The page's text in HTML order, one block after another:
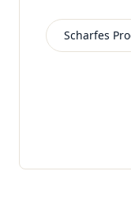
Scharfes